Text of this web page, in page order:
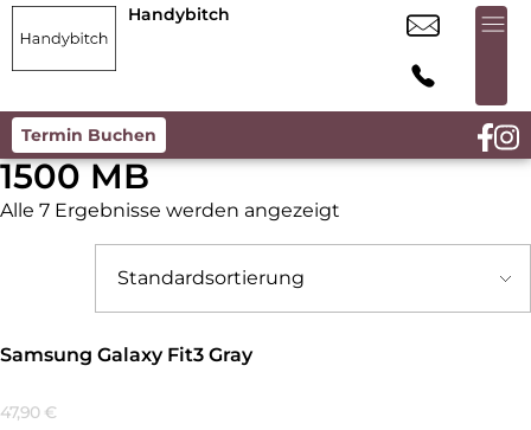
Handybitch
Termin Buchen
1500 MB
Alle 7 Ergebnisse werden angezeigt
Samsung Galaxy Fit3 Gray
47,90 €